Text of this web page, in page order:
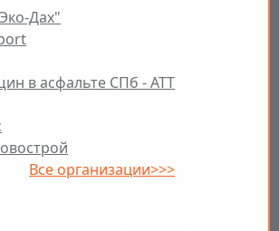
Дах"
в асфальте СПб - ATT
Все организации>>>